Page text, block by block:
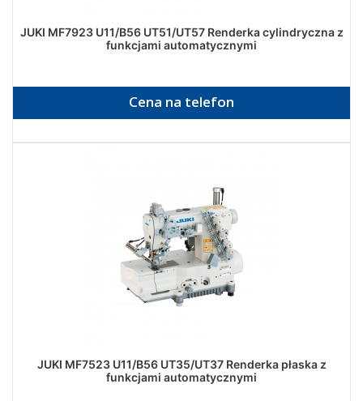
JUKI MF7923 U11/B56 UT51/UT57 Renderka cylindryczna z
funkcjami automatycznymi
Cena na telefon
JUKI MF7523 U11/B56 UT35/UT37 Renderka płaska z
funkcjami automatycznymi